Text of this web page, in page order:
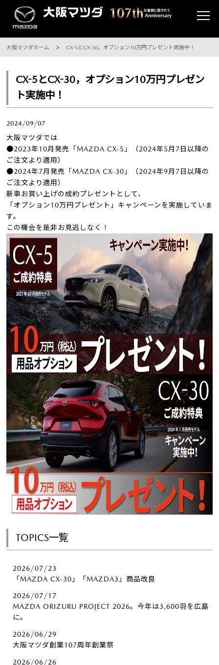
大阪マツダホーム CX-5とCX-30，オプション10万円プレゼント実施中！
CX-5とCX-30，オプション10万円プレゼン
ト実施中！
2024/09/07
大阪マツダでは
●2023年10月発売「MAZDA CX-5」（2024年5月7日以降の
ご注文より適用）
●2024年7月発売「MAZDA CX-30」（2024年9月7日以降の
ご注文より適用）
新車お買い上げの成約プレゼントとして、
「オプション10万円プレゼント」キャンペーンを実施していま
す。
この機会を是非お見逃しなく！
TOPICS一覧
2026/07/23
「MAZDA CX-30」「MAZDA3」商品改良
2026/07/17
MAZDA ORIZURU PROJECT 2026。今年は3,600羽を広島
に。
2026/06/29
大阪マツダ創業107周年創業祭
2026/06/26